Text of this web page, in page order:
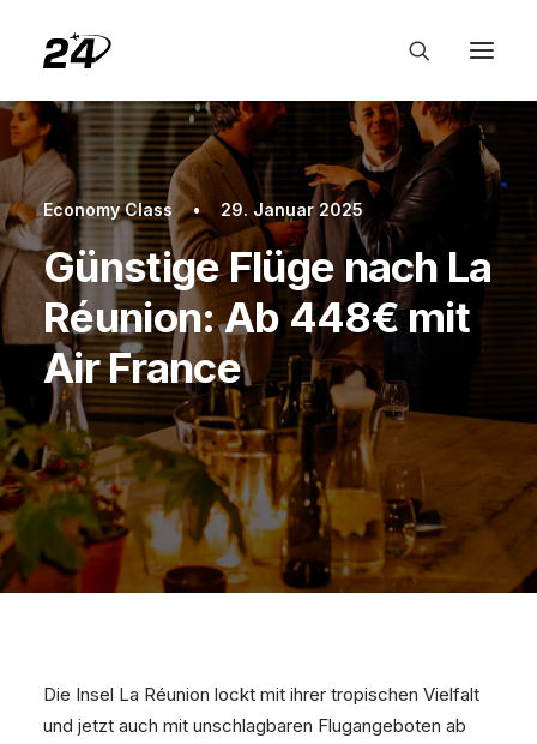
Economy Class • 29. Januar 2025
Günstige Flüge nach La
Réunion: Ab 448€ mit
Air France
Die Insel La Réunion lockt mit ihrer tropischen Vielfalt
und jetzt auch mit unschlagbaren Flugangeboten ab